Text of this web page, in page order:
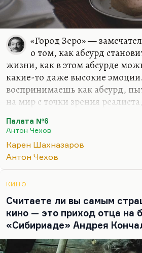
«Город Зеро» —
о том, как абсурд
жизни, как в этом абсурде
какие-то даже высокие
воспринимаешь как абсурд,
на мир с точки зрения
как к поэзии, ты постепенно
рекой тихо светит луна.
вы любите Бунюэля». И он с
горячностью ответил:
моих любимых режиссеров».
все-таки Феллини. Бунюэль
прототип, учитель
влиятельных, и…
Палата №6
Антон Чехов
Карен Шахназаров
Антон Чехов
КИНО
Считаете ли вы самым
кино — это приход отца на
«Сибириаде» Андрея